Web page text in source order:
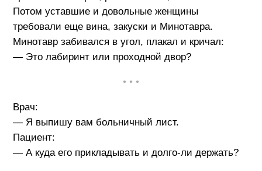
Потом уставшие и довольные женщины
требовали еще вина, закуски и Минотавра.
Минотавр забивался в угол, плакал и кричал:
— Это лабиринт или проходной двор?
• • •
Врач:
— Я выпишу вам больничный лист.
Пациент:
— А куда его прикладывать и долго-ли держать?